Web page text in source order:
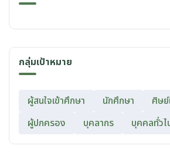
กลุ่มเป้าหมาย
ผู้สนใจเข้าศึกษา นักศึกษา
ศิษย์
ผู้ปกครอง
บุคลากร บุคคลทั่วไ